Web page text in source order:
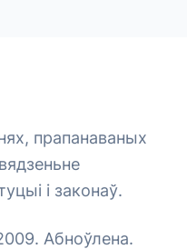
прапанаваных
і законаў.
Абноўлена.